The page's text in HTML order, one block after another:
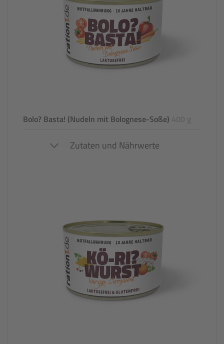
Bolo? Basta! (Nudeln mit Bolognese-Soße)
Zutaten und Nährwerte